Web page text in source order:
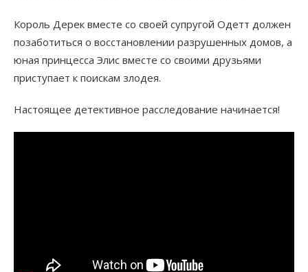
Король Дерек вместе со своей супругой Одетт должен
позаботиться о восстановлении разрушенных домов, а
юная принцесса Элис вместе со своими друзьями
приступает к поискам злодея.
Настоящее детективное расследование начинается!